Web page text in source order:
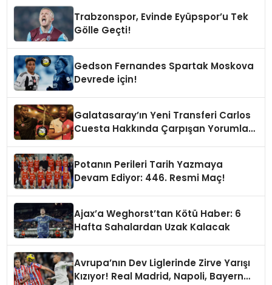
Trabzonspor, Evinde Eyüpspor’u Tek
Gölle Geçti!
Gedson Fernandes Spartak Moskova
Devrede için!
Galatasaray’ın Yeni Transferi Carlos
Cuesta Hakkında Çarpışan Yorumlar:
Potanın Perileri Tarih Yazmaya
Devam Ediyor: 446. Resmi Maç!
Ajax’a Weghorst’tan Kötü Haber: 6
Hafta Sahalardan Uzak Kalacak
Avrupa’nın Dev Liglerinde Zirve Yarışı
Kızıyor! Real Madrid, Napoli, Bayern